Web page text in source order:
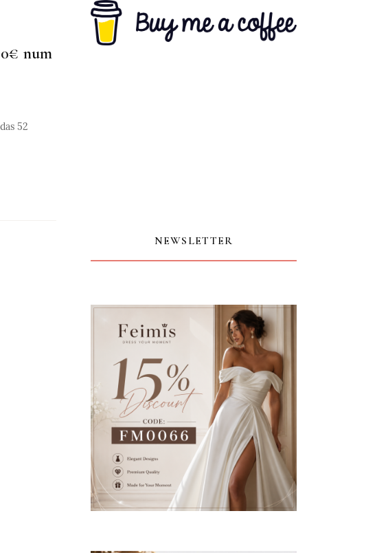
num
52
NEWSLETTER